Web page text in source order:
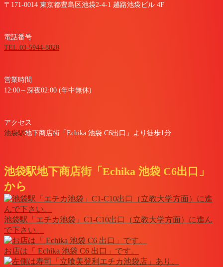
〒171-0014 東京都豊島区池袋2-4-1 越路池袋ビル 4F
電話番号
TEL.03-5944-8828
営業時間
12:00～深夜02:00 (年中無休)
アクセス
池袋駅地下商店街「Echika 池袋 C6出口」より徒歩1分
池袋駅地下商店街「Echika 池袋 C6出口」
から
池袋駅「エチカ池袋」C1-C10出口（立教大学方面）に進ん
で下さい。
お店は「 Echika 池袋 C6 出口」です。